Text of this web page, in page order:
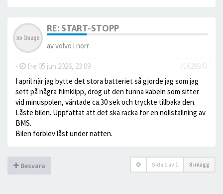
RE: START-STOPP
avvolvo i norr
- fre 05 jun 2026, 23:09
#1629843
I april när jag bytte det stora batteriet så gjorde jag som jag
sett på några filmklipp, drog ut den tunna kabeln som sitter
vid minuspolen, väntade ca.30 sek och tryckte tillbaka den.
Låste bilen. Uppfattat att det ska räcka för en nollställning av
BMS.
Bilen förblev låst under natten.
Besvara Sida 1 av 1 8 inlägg